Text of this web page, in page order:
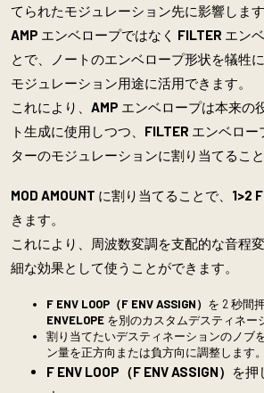
てられたモジュレーション先に影響します
AMP エンベロープではなく FILTER エン
とで、ノートのエンベロープ形状を犠牲
モジュレーション用途に活用できます。
これにより、 AMP エンベロープは本来の
ト生成に使用しつつ、 FILTER エンベロー
ターのモジュレーションに割り当てること
MOD AMOUNT に割り当てることで、 1>2
きます。
これにより、周波数変調を支配的な音程
細な効果として使うことができます。
F ENV LOOP（F ENV ASSIGN） を 2 秒間
ENVELOPE を別のカスタムデスティネー
割り当てたいデスティネーションのノブ
ン量を正方向または負方向に調整します。
F ENV LOOP（F ENV ASSIGN）
を押